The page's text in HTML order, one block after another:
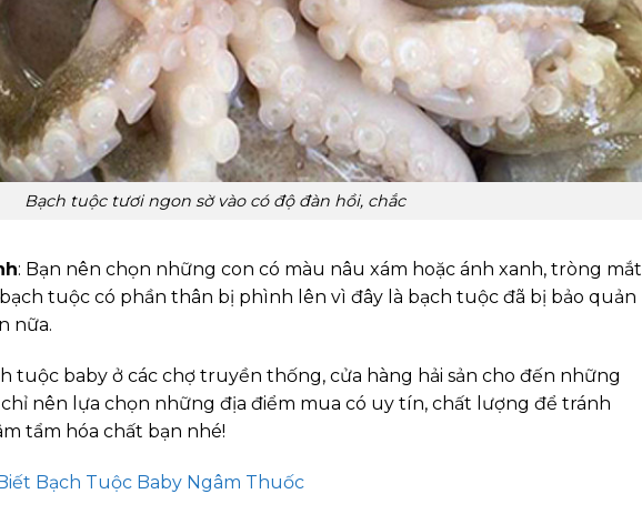
Bạch tuộc tươi ngon sờ vào có độ đàn hồi, chắc
: Bạn nên chọn những con có màu nâu xám hoặc ánh xanh, tròng mắt
tuộc có phần thân bị phình lên vì đây là bạch tuộc đã bị bảo quản
nữa.
tuộc baby ở các chợ truyền thống, cửa hàng hải sản cho đến những
nên lựa chọn những địa điểm mua có uy tín, chất lượng để tránh
tẩm hóa chất bạn nhé!
Bạch Tuộc Baby Ngâm Thuốc